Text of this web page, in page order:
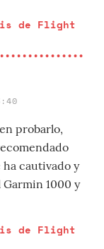
de Flight
probarlo,
ha cautivado y
1000 y
de Flight